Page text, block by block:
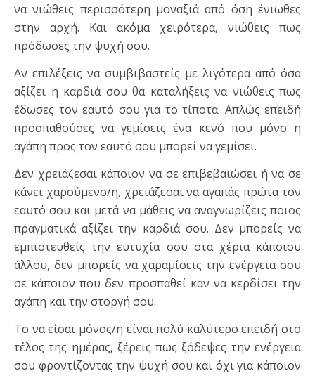
να νιώθεις περισσότερη μοναξιά από όση ένιωθες
στην αρχή. Και ακόμα χειρότερα, νιώθεις πως
πρόδωσες την ψυχή σου.
Αν επιλέξεις να συμβιβαστείς με λιγότερα από όσα
αξίζει η καρδιά σου θα καταλήξεις να νιώθεις πως
έδωσες τον εαυτό σου για το τίποτα. Απλώς επειδή
προσπαθούσες να γεμίσεις ένα κενό που μόνο η
αγάπη προς τον εαυτό σου μπορεί να γεμίσει.
Δεν χρειάζεσαι κάποιον να σε επιβεβαιώσει ή να σε
κάνει χαρούμενο/η, χρειάζεσαι να αγαπάς πρώτα τον
εαυτό σου και μετά να μάθεις να αναγνωρίζεις ποιος
πραγματικά αξίζει την καρδιά σου. Δεν μπορείς να
εμπιστευθείς την ευτυχία σου στα χέρια κάποιου
άλλου, δεν μπορείς να χαραμίσεις την ενέργεια σου
σε κάποιον που δεν προσπαθεί καν να κερδίσει την
αγάπη και την στοργή σου.
Το να είσαι μόνος/η είναι πολύ καλύτερο επειδή στο
τέλος της ημέρας, ξέρεις πως ξόδεψες την ενέργεια
σου φροντίζοντας την ψυχή σου και όχι για κάποιον